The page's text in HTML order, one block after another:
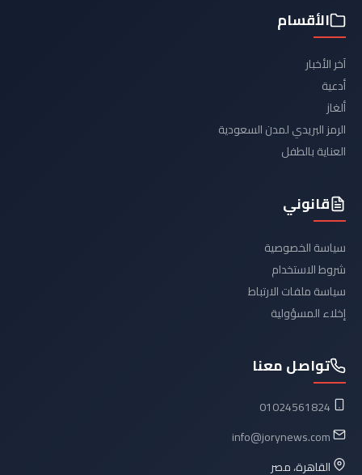
الأقسام
آخر الأخبار
أدعية
ألغاز
الرمز البريدي لمدن السعودية
العناية بالطفل
قانوني
سياسة الخصوصية
شروط الاستخدام
سياسة ملفات الارتباط
إخلاء المسؤولية
تواصل معنا
01024561824
info@jorynews.com
القاهرة، مصر